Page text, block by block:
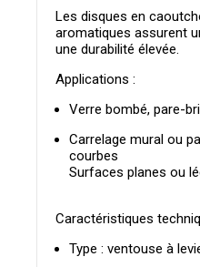
Lesdisques en
aromatiques assurent
une durabilité élevée.
Applications :
Verre bombé, pare-
Carrelage mural ou
courbes
Surfaces planes ou
Caractéristiques
Type : ventouse à